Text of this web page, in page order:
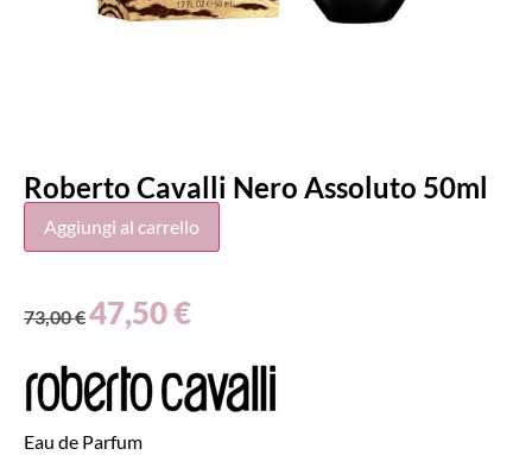
Roberto Cavalli Nero Assoluto 50ml
Aggiungi al carrello
73,00€47,50€
Eau de Parfum